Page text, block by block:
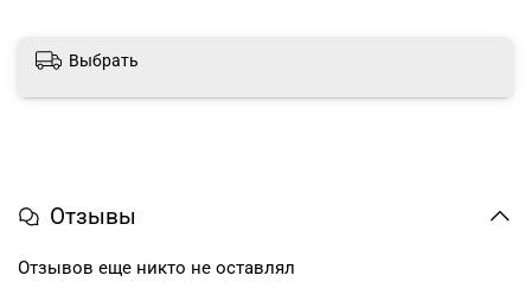
Выбрать
Отзывы
Отзывов еще никто не оставлял